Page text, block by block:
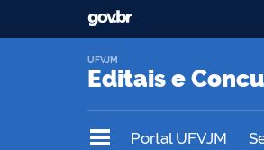
Editais e
UFVJM
Portal UFVJM